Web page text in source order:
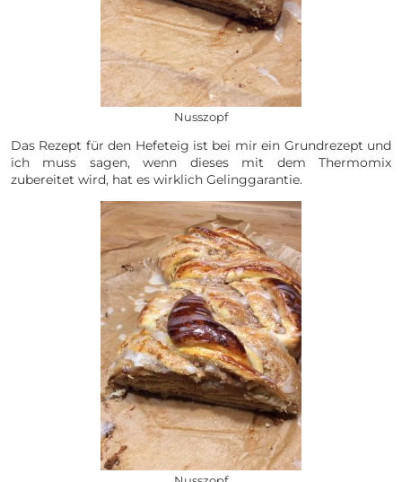
Nusszopf
Das Rezept für den Hefeteig ist bei mir ein Grundrezept und
ich muss sagen, wenn dieses mit dem Thermomix
zubereitet wird, hat es wirklich Gelinggarantie.